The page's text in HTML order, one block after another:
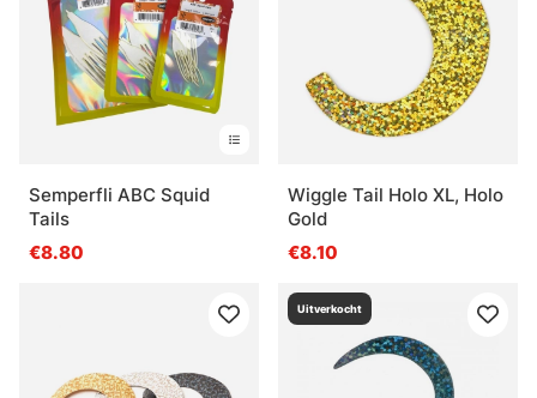
Semperfli ABC Squid
Tails
€8.80
Wiggle Tail Holo XL, Holo
Gold
€8.10
Uitverkocht